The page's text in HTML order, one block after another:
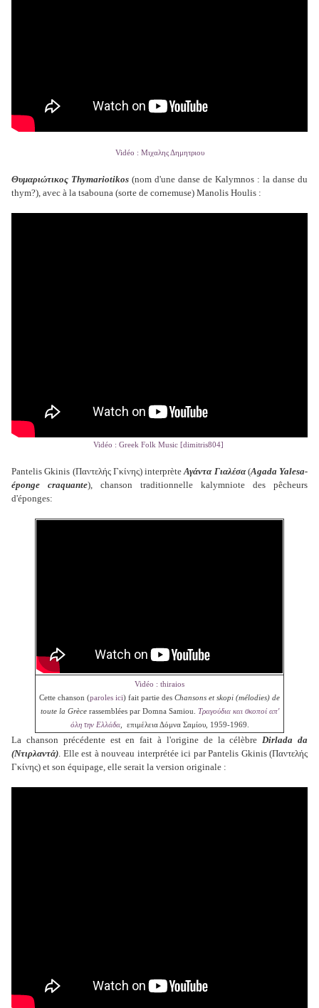
Vidéo : Μιχαλης Δημητριου
Θυμαριώτικος Thymariotikos (nom d'une danse de Kalymnos : la danse du
thym?), avec à la tsabouna (sorte de cornemuse) Manolis Houlis :
Vidéo : Greek Folk Music [dimitris804]
Pantelis Gkinis (Παντελής Γκίνης) interprèteΑγάντα Γιαλέσα(Agada Yalesa-
éponge craquante), chanson traditionnelle kalymniote des pêcheurs
d'éponges:
Vidéo : thiraios
Cette chanson (paroles ici) fait partie des Chansons et skopi (mélodies) de
toute la Grècerassemblées par Domna Samiou.
Τραγούδια και σκοποί απ'
όλη την Ελλάδα, επιμέλεια Δόμνα Σαμίου, 1959-1969.
La chanson précédenteesten fait à l'origine de la célèbre Dirlada da
(Ντιρλαντά) . Elle est à nouveau interprétée ici par Pantelis Gkinis (Παντελής
Γκίνης) et son équipage, elle serait la version originale :